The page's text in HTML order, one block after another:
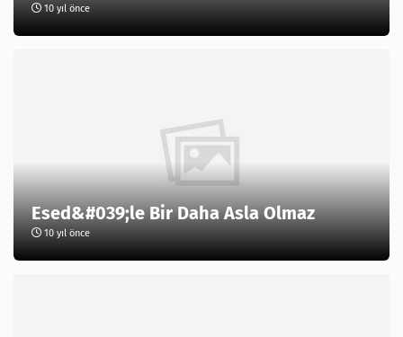
10 yıl önce
Esed&#039;le Bir Daha Asla Olmaz
10 yıl önce